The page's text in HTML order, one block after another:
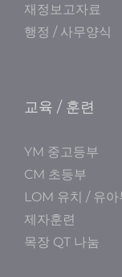
재정보고자료
행정 / 사무양식
교육 / 훈련
YM 중고등부
CM 초등부
LOM 유치 / 유아
제자훈련
목장 QT 나눔